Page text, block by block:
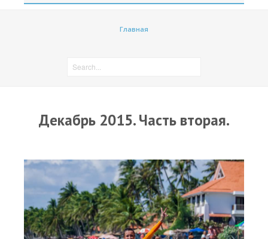
Новости
Медиа
Фото
Главная
Декабрь 2015. Часть вторая.